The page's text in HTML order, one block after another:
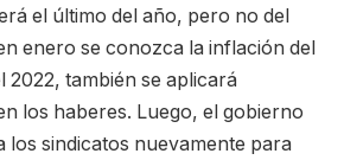
el último del año, pero no del
enero se conozca la inflación del
2022, también se aplicará
los haberes. Luego, el gobierno
los sindicatos nuevamente para